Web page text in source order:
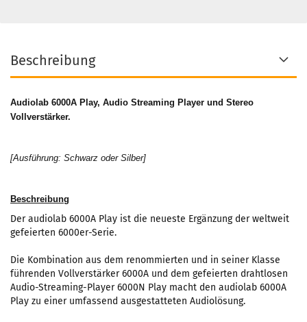
Beschreibung
Audiolab 6000A Play, Audio Streaming Player und Stereo
Vollverstärker.
[Ausführung: Schwarz oder Silber]
Beschreibung
Der audiolab 6000A Play ist die neueste Ergänzung der weltweit
gefeierten 6000er-Serie.
Die Kombination aus dem renommierten und in seiner Klasse
führenden Vollverstärker 6000A und dem gefeierten drahtlosen
Audio-Streaming-Player 6000N Play macht den audiolab 6000A
Play zu einer umfassend ausgestatteten Audiolösung.